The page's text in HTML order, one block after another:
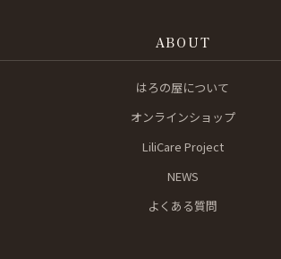
ABOUT
はろの屋について
オンラインショップ
LiliCare Project
NEWS
よくある質問